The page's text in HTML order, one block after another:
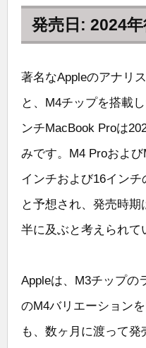
発売日: 2024
著名なAppleのアナリ
と、M4チップを搭載
ンチMacBook Proは
みです。M4 Proおよ
インチおよび16インチ
と予想され、発売時
半に及ぶと考えられて
Appleは、M3チップの
のM4バリエーション
も、数ヶ月に渡って